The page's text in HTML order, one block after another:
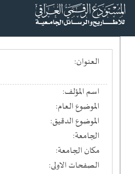
العنوان:
اسم المؤلف:
الموضوع العام:
الموضوع الدقيق:
الجامعة:
مكان الجامعة:
الصفحات الاولى: